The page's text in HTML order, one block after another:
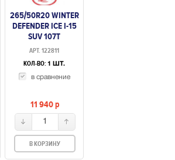
265/50R20 WINTER
DEFENDER ICE I-15
SUV 107T
НЕШИПУЕМАЯ
АРТ. 122811
КОЛ-ВО: 1 ШТ.
в сравнение
11 940p
1
В КОРЗИНУ